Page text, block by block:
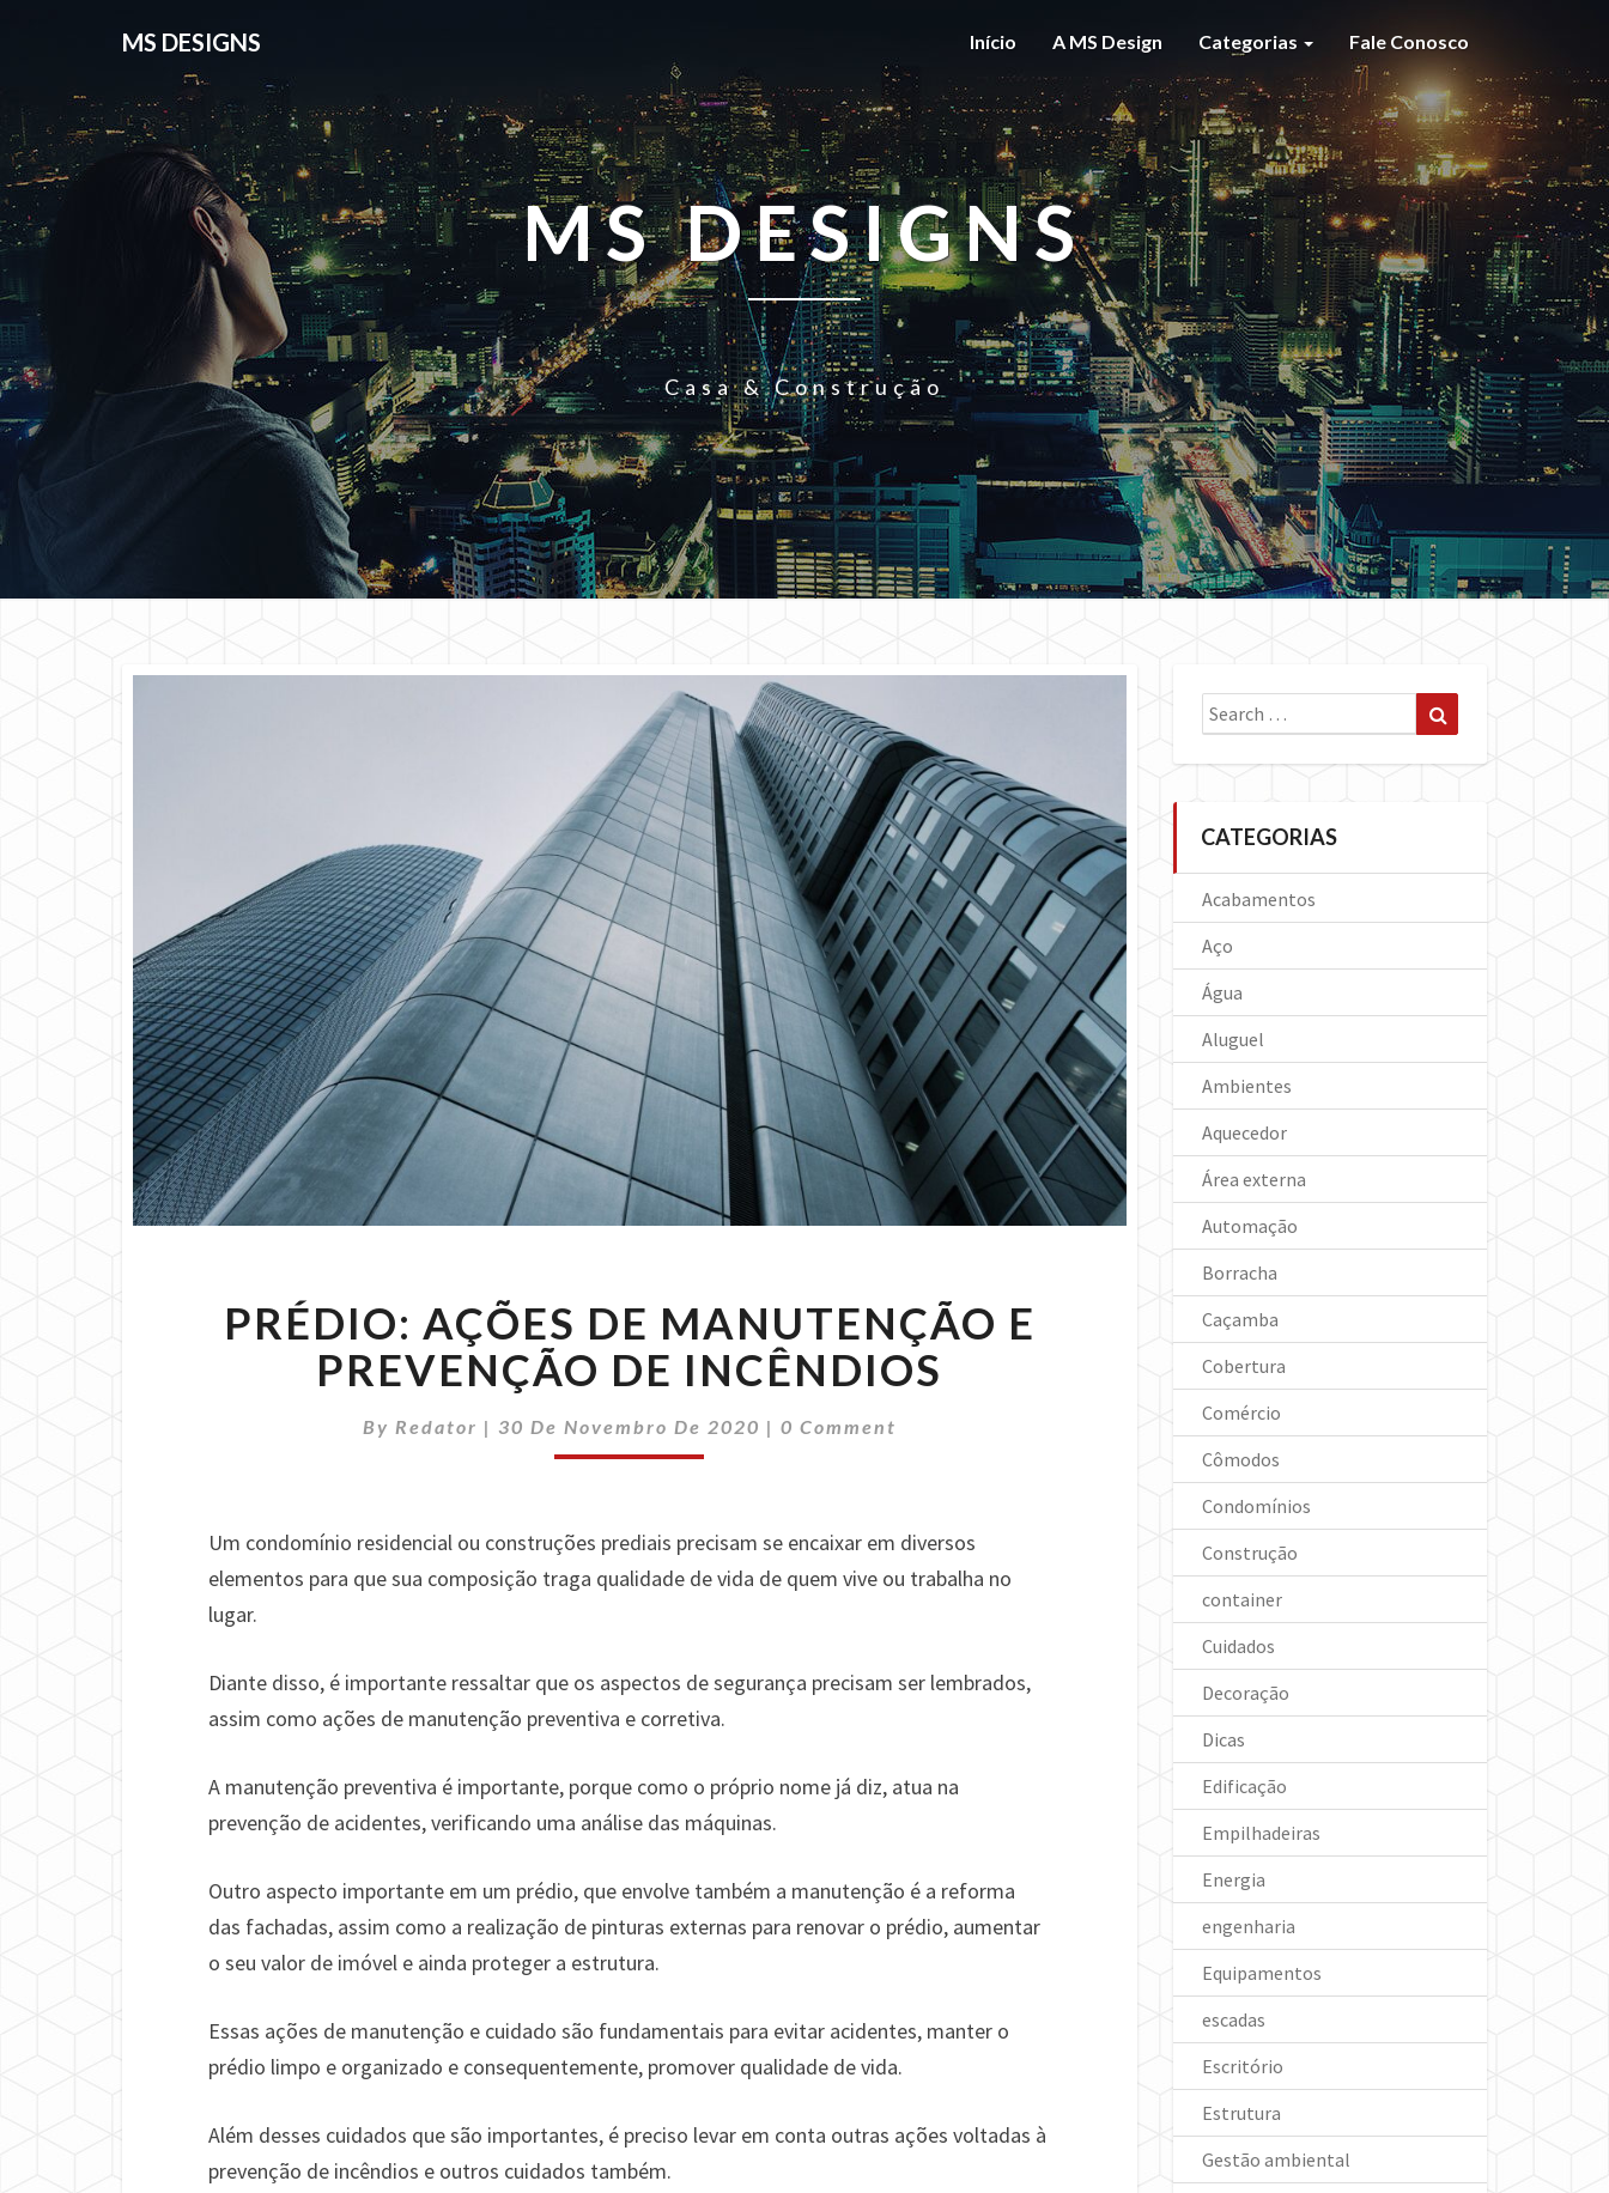
MS DESIGNS Início A MS Design Categorias Fale Conosco
MS DESIGNS
Casa & Construção
AÇÕES
DE
MANUTENÇÃO
PREVENÇÃO
PRÉDIO: AÇÕES DE MANUTENÇÃO E
PREVENÇÃO DE INCÊNDIOS
By Redator | 30 De Novembro De 2020 | Comments
0 Comment
Um condomínio residencial ou construções prediais precisam se encaixar em diversos
elementos para que sua composição traga qualidade de vida de quem vive ou trabalha no
lugar.
Diante disso, é importante ressaltar que os aspectos de segurança precisam ser lembrados,
assim como ações de manutenção preventiva e corretiva.
A manutenção preventiva é importante, porque como o próprio nome já diz, atua na
prevenção de acidentes, verificando uma análise das máquinas.
Outro aspecto importante em um prédio, que envolve também a manutenção é a reforma
das fachadas, assim como a realização de pinturas externas para renovar o prédio, aumentar
o seu valor de imóvel e ainda proteger a estrutura.
Essas ações de manutenção e cuidado são fundamentais para evitar acidentes, manter o
prédio limpo e organizado e consequentemente, promover qualidade de vida.
Além desses cuidados que são importantes, é preciso levar em conta outras ações voltadas à
prevenção de incêndios e outros cuidados também.
Search
for:
CATEGORIAS
Acabamentos
Aço
Água
Aluguel
Ambientes
Aquecedor
Área externa
Automação
Borracha
Caçamba
Cobertura
Comércio
Cômodos
Condomínios
Construção
container
Cuidados
Decoração
Dicas
Edificação
Empilhadeiras
Energia
engenharia
Equipamentos
escadas
Escritório
Estrutura
Gestão ambiental